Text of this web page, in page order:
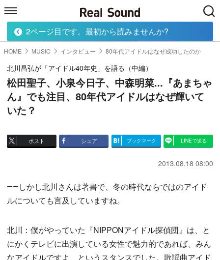
HOME MUSIC MOVIE TECH
HOME MUSIC インタビュー 80年代アイドルはなぜ成功したのか
北川昌弘が「アイドル40年史」を語る（中編）
松田聖子、小泉今日子、中森明菜...『あまちゃ
ん』でも注目、80年代アイドルはなぜ輝いて
いた？
ポスト シェア ブックマーク LINEで送る
2013.08.18 08:00
――しかし北川さんは著書で、冬の時代ならではのアイド
ルについても言及していますね。
北川：僕がやっていた『NIPPONアイドル探偵団』は、と
にかくテレビに出演している女性で魅力的であれば、みん
なアイドルですよ、というスタンスでした。歌謡曲アイド
2ページ目です。最初から読みませんか?